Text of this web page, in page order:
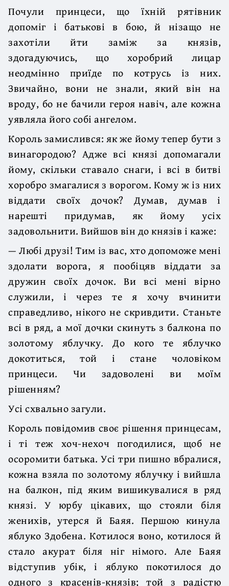
Почули принцеси, що їхній рятівник
допоміг і батькові в бою, й нізащо не
захотіли йти заміж за князів,
здогадуючись, що хоробрий лицар
неодмінно приїде по котрусь із них.
Звичайно, вони не знали, який він на
вроду, бо не бачили героя навіч, але кожна
уявляла його собі ангелом.
Король замислився: як же йому тепер бути з
винагородою? Адже всі князі допомагали
йому, скільки ставало снаги, і всі в битві
хоробро змагалися з ворогом. Кому ж із них
віддати своїх дочок? Думав, думав і
нарешті придумав, як йому усіх
задовольнити. Вийшов він до князів і каже:
— Любі друзі! Тим із вас, хто допоможе мені
здолати ворога, я пообіцяв віддати за
дружин своїх дочок. Ви всі мені вірно
служили, і через те я хочу вчинити
справедливо, нікого не скривдити. Станьте
всі в ряд, а мої дочки скинуть з балкона по
золотому яблучку. До кого те яблучко
докотиться, той і стане чоловіком
принцеси. Чи задоволені ви моїм
рішенням?
Усі схвально загули.
Король повідомив своє рішення принцесам,
і ті теж хоч-нехоч погодилися, щоб не
осоромити батька. Усі три пишно вбралися,
кожна взяла по золотому яблучку і вийшла
на балкон, під яким вишикувалися в ряд
князі. У юрбу цікавих, що стояли біля
женихів, утерся й Баяя. Першою кинула
яблуко Здобена. Котилося воно, котилося й
стало акурат біля ніг німого. Але Баяя
відступив убік, і яблуко покотилося до
одного з красенів-князів; той з радістю